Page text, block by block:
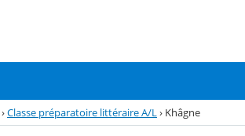
›Classe préparatoire littéraire A/L› Khâgne